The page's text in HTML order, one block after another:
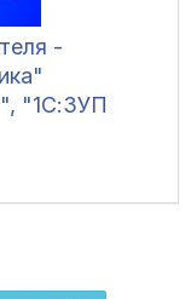
-
"1С:ЗУП